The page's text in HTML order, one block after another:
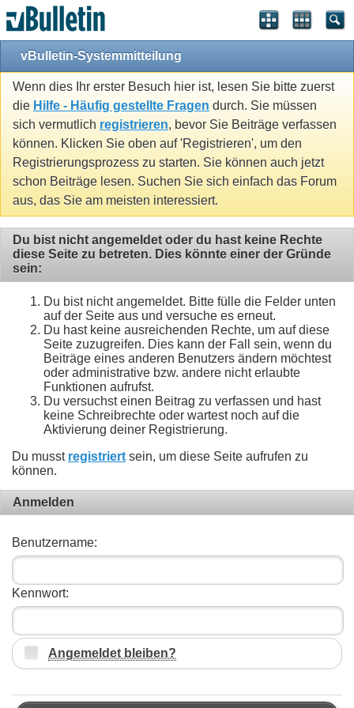
vBulletin-Systemmitteilung
Wenn dies Ihr erster Besuch hier ist, lesen Sie bitte zuerst
die Hilfe - Häufig gestellte Fragen durch. Sie müssen
sich vermutlich registrieren, bevor Sie Beiträge verfassen
können. Klicken Sie oben auf 'Registrieren', um den
Registrierungsprozess zu starten. Sie können auch jetzt
schon Beiträge lesen. Suchen Sie sich einfach das Forum
aus, das Sie am meisten interessiert.
Du bist nicht angemeldet oder du hast keine Rechte
diese Seite zu betreten. Dies könnte einer der Gründe
sein:
Du bist nicht angemeldet. Bitte fülle die Felder unten
auf der Seite aus und versuche es erneut.
Du hast keine ausreichenden Rechte, um auf diese
Seite zuzugreifen. Dies kann der Fall sein, wenn du
Beiträge eines anderen Benutzers ändern möchtest
oder administrative bzw. andere nicht erlaubte
Funktionen aufrufst.
Du versuchst einen Beitrag zu verfassen und hast
keine Schreibrechte oder wartest noch auf die
Aktivierung deiner Registrierung.
Du musst registriert sein, um diese Seite aufrufen zu
können.
Anmelden
Benutzername:
Kennwort:
Angemeldet bleiben?